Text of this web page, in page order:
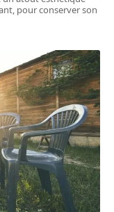
pour conserver son